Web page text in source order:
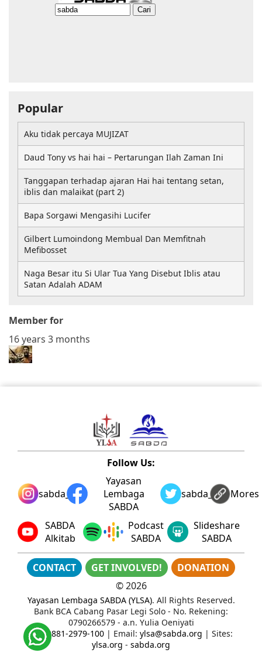
Member for
16 years 3 months
Popular
Aku tidak percaya MUJIZAT
Daud Tony vs hai hai – Pertarungan Ilah Zaman Ini
Tanggapan terhadap ajaran Hai hai tentang setan,
iblis dan malaikat (part 2)
Bapa Sorgawi Mengasihi Lucifer
Gilbert Lumoindong Membual Dan Memfitnah
Mefibosset
Naga Besar itu Si Ular Tua Yang Disebut Iblis atau
Satan Adalah ADAM
Follow Us:
sabda_ylsa
Yayasan
Lembaga
SABDA
sabda_ylsaMores
SABDA
Alkitab
Podcast
SABDA
Slideshare
SABDA
CONTACT GET INVOLVED!
DONATION
©2026
Yayasan Lembaga SABDA (YLSA). All Rights Reserved.
Bank BCA Cabang Pasar Legi Solo - No. Rekening:
0790266579 - a.n. Yulia Oeniyati
WA:0881-2979-100| Email: ylsa@sabda.org | Sites:
ylsa.org - sabda.org